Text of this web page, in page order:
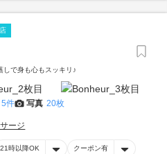
しで身も心もスッキリ♪
5件 写真 20枚
ージ
21時以降OK クーポン有